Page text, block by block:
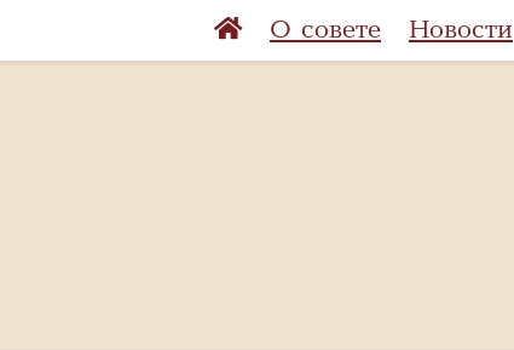
О совете Новости